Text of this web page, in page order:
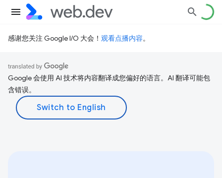
感谢您关注 Google I/O 大会！ 观看点播内容。
Google 会使用 AI 技术将内容翻译成您偏好的语言。AI 翻译可能包
含错误。